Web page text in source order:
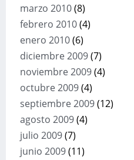
marzo 2010(8)
febrero 2010(4)
enero 2010(6)
diciembre 2009(7)
noviembre 2009(4)
octubre 2009(4)
septiembre 2009(12)
agosto 2009(4)
julio 2009(7)
junio 2009(11)